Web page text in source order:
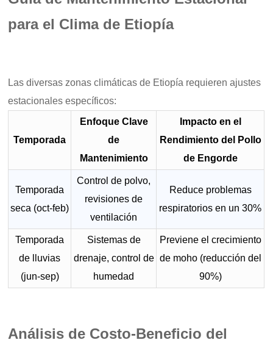
para el Clima de Etiopía
Las diversas zonas climáticas de Etiopía requieren ajustes
estacionales específicos:
Temporada
Enfoque Clave
de
Mantenimiento
Impacto en el
Rendimiento del Pollo
de Engorde
Temporada
seca (oct-feb)
Control de polvo,
revisiones de
ventilación
Reduce problemas
respiratorios en un 30%
Temporada
de lluvias
(jun-sep)
Sistemas de
drenaje, control de
humedad
Previene el crecimiento
de moho (reducción del
90%)
Análisis de Costo-Beneficio del